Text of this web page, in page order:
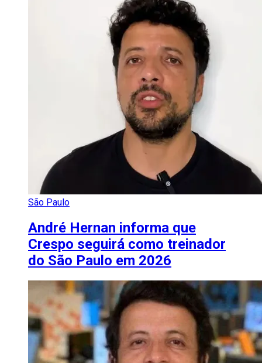
São Paulo
André Hernan informa que
Crespo seguirá como treinador
do São Paulo em 2026